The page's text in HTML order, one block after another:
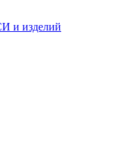
и изделий